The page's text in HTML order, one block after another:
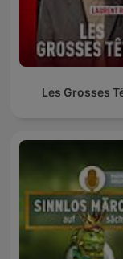
Les Grosses